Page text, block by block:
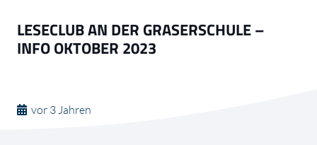
LESECLUB AN DER GRASERSCHULE –
INFO OKTOBER 2023
vor 3 Jahren